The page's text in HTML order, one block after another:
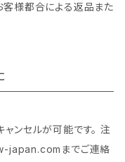
客様都合による返品また
ンセルが可能です。 注
japan.com までご連絡